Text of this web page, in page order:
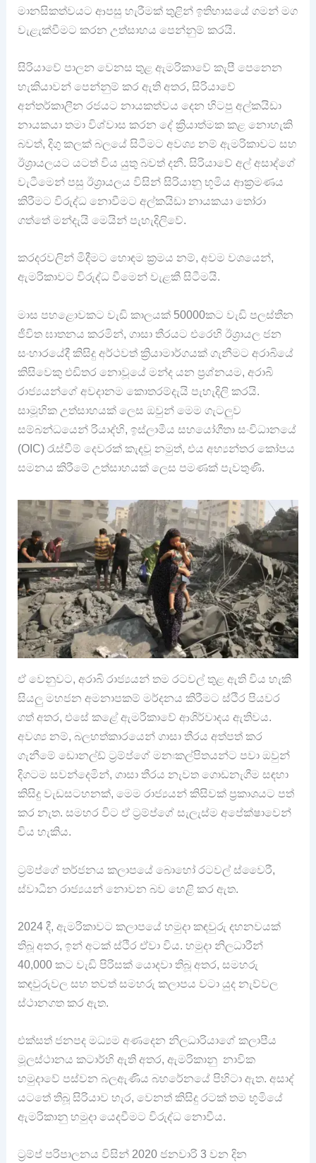
මානසිකත්වයට ආපසු හැරීමක් තුළින් ඉතිහාසයේ ගමන් මග
වැළැක්වීමට කරන උත්සාහය පෙන්නුම් කරයි.
සිරියාවේ පාලන වෙනස තුළ ඇමරිකාවේ කැපී පෙනෙන
හැකියාවන් පෙන්නුම් කර ඇති අතර, සිරියාවේ
අන්තර්කාලීන රජයට නායකත්වය දෙන හිටපු අල්කයිඩා
නායකයා තමා විශ්වාස කරන දේ ක්‍රියාත්මක කළ නොහැකි
බවත්, දිගු කලක් බලයේ සිටීමට අවශ්‍ය නම් ඇමරිකාවට සහ
ඊශ්‍රායලයට යටත් විය යුතු බවත් දනී. සිරියාවේ අල් අසාද්ගේ
වැටීමෙන් පසු ඊශ්‍රායලය විසින් සිරියානු භූමිය ආක්‍රමණය
කිරීමට විරුද්ධ නොවීමට අල්කයිඩා නායකයා තෝරා
ගත්තේ මන්දැයි මෙයින් පැහැදිලිවේ.
කරදරවලින් මිදීමට හොඳම ක්‍රමය නම්, අවම වශයෙන්,
ඇමරිකාවට විරුද්ධ වීමෙන් වැළකී සිටීමයි.
මාස පහළොවකට වැඩි කාලයක් 50000කට වැඩි පලස්තීන
ජීවිත ඝාතනය කරමින්, ගාසා තීරයට එරෙහි ඊශ්‍රායල ජන
සංහාරයේදී කිසිදු අර්ථවත් ක්‍රියාමාර්ගයක් ගැනීමට අරාබියේ
කිසිවෙකු එඩිතර නොවූයේ මන්ද යන ප්‍රශ්නයම, අරාබි
රාජ්‍යයන්ගේ අවදානම කොතරම්දැයි පැහැදිලි කරයි.
සාමූහික උත්සාහයක් ලෙස ඔවුන් මෙම ගැටලුව
සම්බන්ධයෙන් රියාද්හි, ඉස්ලාමීය සහයෝගීතා සංවිධානයේ
(OIC) රැස්වීම් දෙවරක් කැඳවූ නමුත්, එය අභ්‍යන්තර කෝපය
සමනය කිරීමේ උත්සාහයක් ලෙස පමණක් පැවතුණි.
ඒ වෙනුවට, අරාබි රාජ්‍යයන් තම රටවල් තුළ ඇති විය හැකි
සියලු මහජන අමනාපකම් මර්දනය කිරීමට ස්ථිර පියවර
ගත් අතර, එසේ කළේ ඇමරිකාවේ ආශිර්වාදය ඇතිවය.
අවශ්‍ය නම්, බලහත්කාරයෙන් ගාසා තීරය අත්පත් කර
ගැනීමේ ඩොනල්ඩ් ට්‍රම්ප්ගේ මනඃකල්පිතයන්ට පවා ඔවුන්
දිගටම සවන්දෙමින්, ගාසා තීරය නැවත ගොඩනැගීම සඳහා
කිසිදු වැඩසටහනක්‍, මෙම රාජ්‍යයන් කිසිවක් ප්‍රකාශයට පත්
කර නැත. සමහර විට ඒ ට්‍රම්ප්ගේ සැලැස්ම අපේක්ෂාවෙන්
විය හැකිය.
ට්‍රම්ප්ගේ තර්ජනය කලාපයේ බොහෝ රටවල් ස්වෛරී,
ස්වාධීන රාජ්‍යයන් නොවන බව හෙළි කර ඇත.
2024 දී, ඇමරිකාවට කලාපයේ හමුදා කඳවුරු දහනවයක්
තිබූ අතර, ඉන් අටක් ස්ථිර ඒවා විය. හමුදා නිලධාරීන්
40,000 කට වැඩි පිරිසක් යොදවා තිබූ අතර, සමහරු
කඳවුරුවල සහ තවත් සමහරු කලාපය වටා යුද නැව්වල
ස්ථානගත කර ඇත.
එක්සත් ජනපද මධ්‍යම අණදෙන නිලධාරියාගේ කලාපීය
මූලස්ථානය කටාර්හි ඇති අතර, ඇමරිකානු නාවික
හමුදාවේ පස්වන බලඇණිය බහරේනයේ පිහිටා ඇත. අසාද්
යටතේ තිබූ සිරියාව හැර, වෙනත් කිසිදු රටක් තම භූමියේ
ඇමරිකානු හමුදා යෙදවීමට විරුද්ධ නොවීය.
ට්‍රම්ප් පරිපාලනය විසින් 2020 ජනවාරි 3 වන දින